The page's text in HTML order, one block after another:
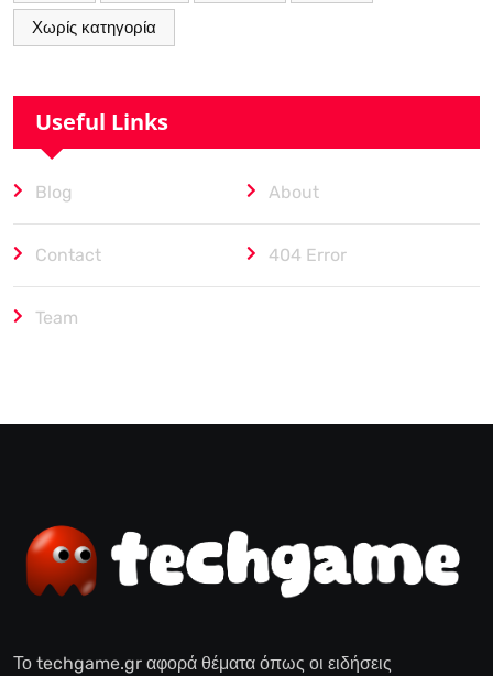
Χωρίς κατηγορία
Useful Links
Blog About
Contact 404 Error
Team
Το techgame.gr αφορά θέματα όπως οι ειδήσεις